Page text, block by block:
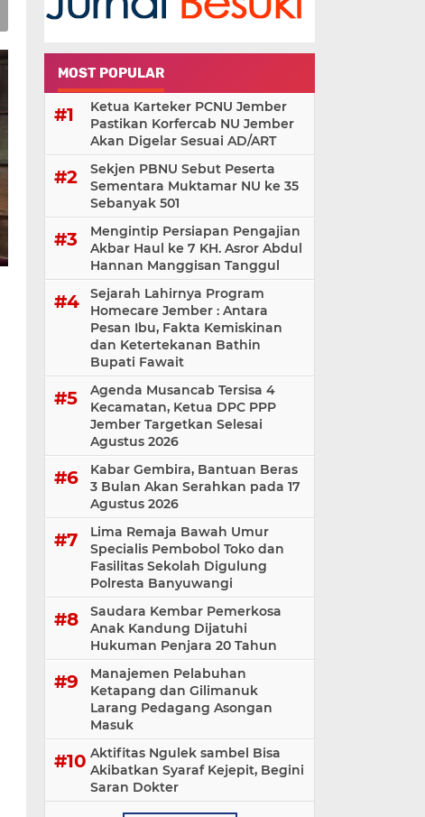
MOST POPULAR
Ketua Karteker PCNU Jember
Pastikan Korfercab NU Jember
Akan Digelar Sesuai AD/ART
Sekjen PBNU Sebut Peserta
Sementara Muktamar NU ke 35
Sebanyak 501
Mengintip Persiapan Pengajian
Akbar Haul ke 7 KH. Asror Abdul
Hannan Manggisan Tanggul
Sejarah Lahirnya Program
Homecare Jember : Antara
Pesan Ibu, Fakta Kemiskinan
dan Ketertekanan Bathin
Bupati Fawait
Agenda Musancab Tersisa 4
Kecamatan, Ketua DPC PPP
Jember Targetkan Selesai
Agustus 2026
Kabar Gembira, Bantuan Beras
3 Bulan Akan Serahkan pada 17
Agustus 2026
Lima Remaja Bawah Umur
Specialis Pembobol Toko dan
Fasilitas Sekolah Digulung
Polresta Banyuwangi
Saudara Kembar Pemerkosa
Anak Kandung Dijatuhi
Hukuman Penjara 20 Tahun
Manajemen Pelabuhan
Ketapang dan Gilimanuk
Larang Pedagang Asongan
Masuk
Aktifitas Ngulek sambel Bisa
Akibatkan Syaraf Kejepit, Begini
Saran Dokter